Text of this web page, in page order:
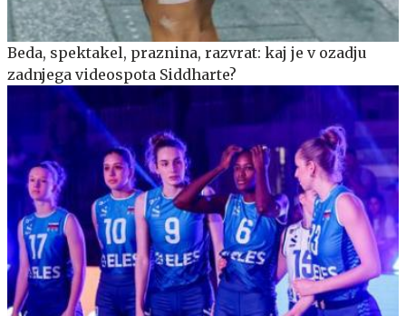
Beda, spektakel, praznina, razvrat: kaj je v ozadju
zadnjega videospota Siddharte?